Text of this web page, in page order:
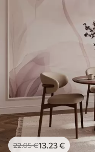
22.05€13 .23€